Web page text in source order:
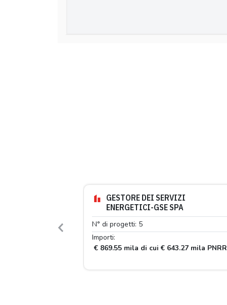
GESTORE DEI SERVIZI
ENERGETICI-GSE SPA
N° di progetti: 5
Importi:
€ 869.55 mila di cui € 643.27 mila PNRR
Previous